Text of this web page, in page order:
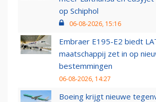
op Schiphol
06-08-2026, 15:16
Embraer E195-E2 biedt
maatschappij zet in op
bestemmingen
06-08-2026, 14:27
Boeing krijgt nieuwe